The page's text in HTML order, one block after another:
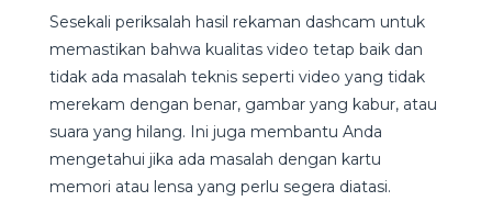
Sesekali periksalah hasil rekaman dashcam untuk
memastikan bahwa kualitas video tetap baik dan
tidak ada masalah teknis seperti video yang tidak
merekam dengan benar, gambar yang kabur, atau
suara yang hilang. Ini juga membantu Anda
mengetahui jika ada masalah dengan kartu
memori atau lensa yang perlu segera diatasi.